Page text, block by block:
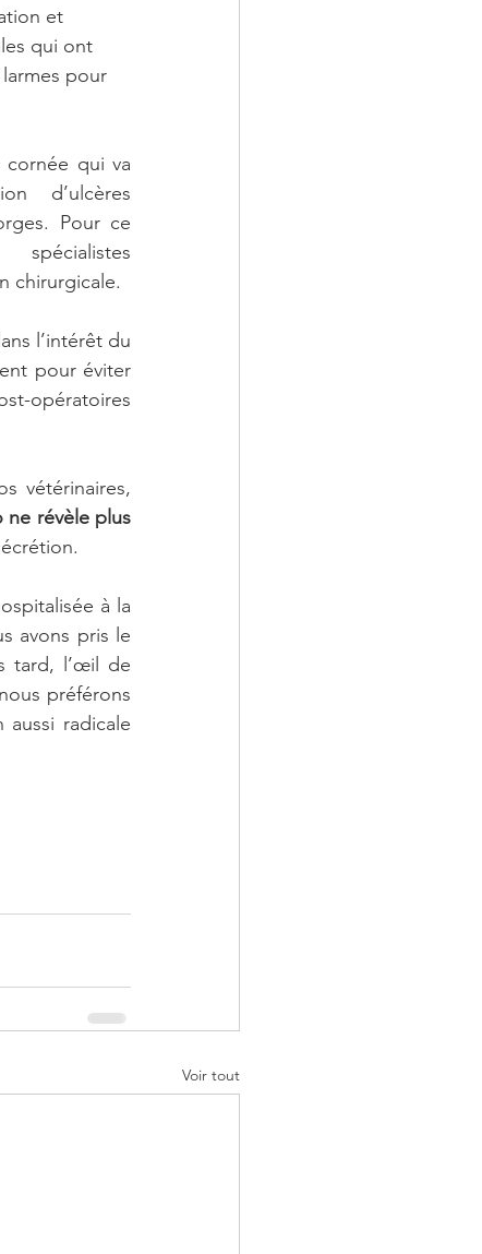
et
qui ont
pour
cornée qui va
d’ulcères
chirurgicale.
pour éviter
opératoires
ne révèle plus
avons pris le
tard, l’œil de
préférons
radicale
Voir tout